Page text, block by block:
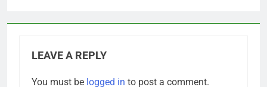
LEAVE A REPLY
You must be logged in to post a comment.